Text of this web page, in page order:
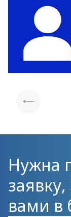
Нужна
вами в